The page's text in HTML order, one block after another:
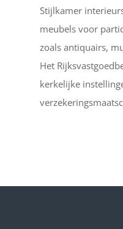
Stijlkamer
meubels voor
zoals antiquairs,
Het
kerkelijke